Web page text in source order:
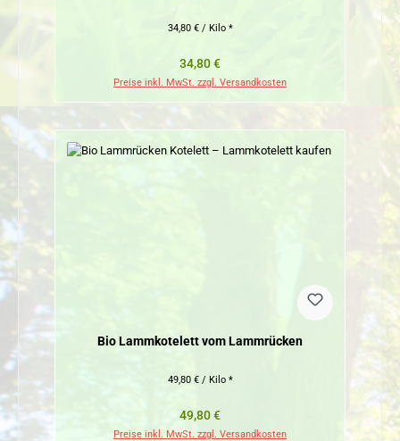
34,80 € / Kilo *
Regulärer Preis:
34,80 €
Preise inkl. MwSt. zzgl. Versandkosten
Bio Lammkotelett vom Lammrücken
49,80 € / Kilo *
Regulärer Preis:
49,80 €
Preise inkl. MwSt. zzgl. Versandkosten